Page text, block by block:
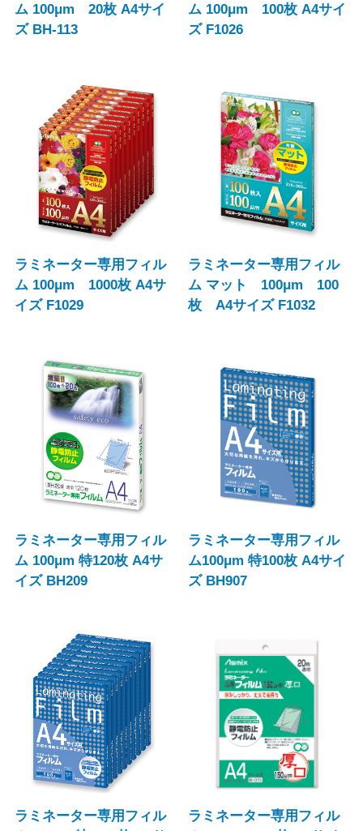
ム 100μm 20枚 A4サイ
ズ BH-113
ム 100μm 100枚 A4サイ
ズ F1026
ラミネーター専用フィル
ム 100μm 1000枚 A4サ
イズ F1029
ラミネーター専用フィル
ム マット 100μm 100
枚 A4サイズ F1032
ラミネーター専用フィル
ム 100μm 特120枚 A4サ
イズ BH209
ラミネーター専用フィル
ム100μm 特100枚 A4サイ
ズ BH907
ラミネーター専用フィル
ラミネーター専用フィル